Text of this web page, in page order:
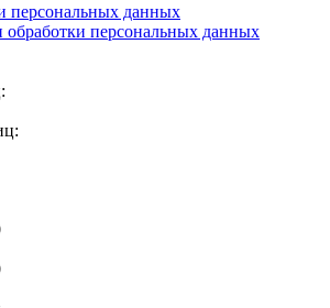
персональных данных
обработки персональных данных